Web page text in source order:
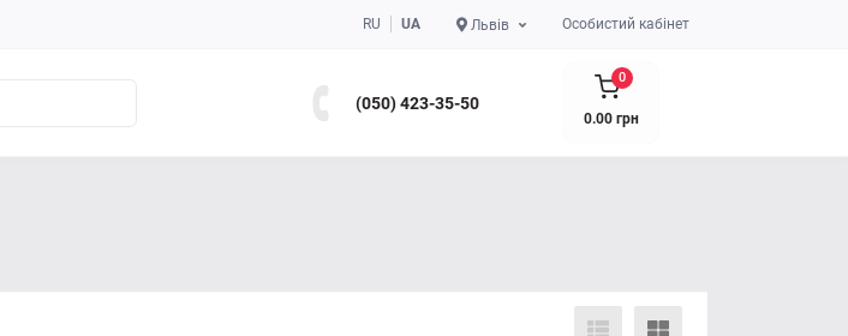
RU UA Львів Особистий кабінет
(050) 423-35-50
0
0.00 грн